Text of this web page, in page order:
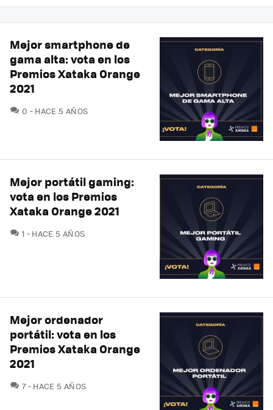
Mejor smartphone de
gama alta: vota en los
Premios Xataka Orange
2021
0 COMENTARIOS
HACE 5 AÑOS
Mejor portátil gaming:
vota en los Premios
Xataka Orange 2021
1 COMENTARIOS
HACE 5 AÑOS
Mejor ordenador
portátil: vota en los
Premios Xataka Orange
2021
7COMENTARIOS
HACE 5 AÑOS